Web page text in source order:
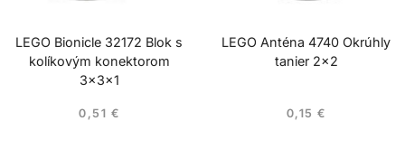
LEGO Bionicle 32172 Blok s
kolíkovým konektorom
3x3x1
0,51 €
LEGO Anténa 4740 Okrúhly
tanier 2×2
0,15 €